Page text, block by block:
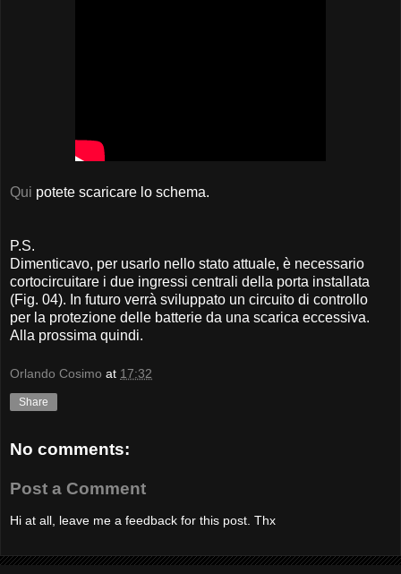
Qui potete scaricare lo schema.
P.S.
Dimenticavo, per usarlo nello stato attuale, è necessario
cortocircuitare i due ingressi centrali della porta installata
(Fig. 04). In futuro verrà sviluppato un circuito di controllo
per la protezione delle batterie da una scarica eccessiva.
Alla prossima quindi.
Orlando Cosimo at 17:32
Share
No comments:
Post a Comment
Hi at all, leave me a feedback for this post. Thx